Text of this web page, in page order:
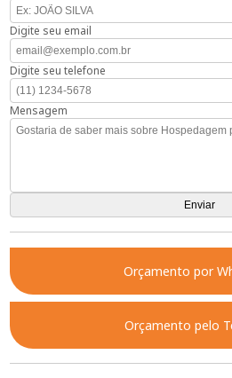
Digite seu email
Digite seu telefone
Mensagem
Orçamento por
Orçamento pelo